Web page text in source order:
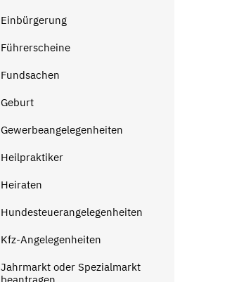
Einbürgerung
Führerscheine
Fundsachen
Geburt
Gewerbeangelegenheiten
Heilpraktiker
Heiraten
Hundesteuerangelegenheiten
Kfz-Angelegenheiten
Jahrmarkt oder Spezialmarkt
beantragen